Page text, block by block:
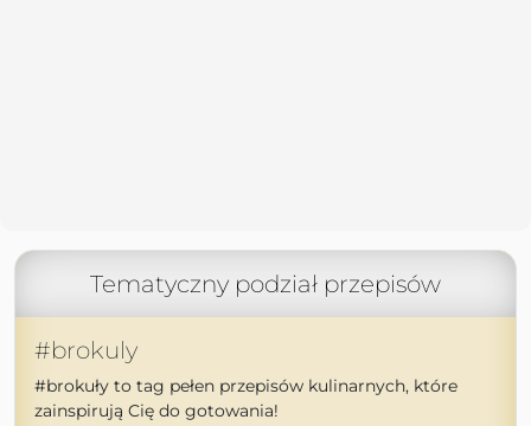
Tematyczny podział przepisów
#brokuly
#brokuły to tag pełen przepisów kulinarnych, które
zainspirują Cię do gotowania!